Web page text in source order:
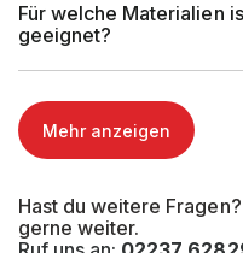
Nutztiefe
Oberste
EAN-Nr.
Hast du weitere
gerne weiter.
Für welche Materialien
geeignet?
Mehr anzeigen